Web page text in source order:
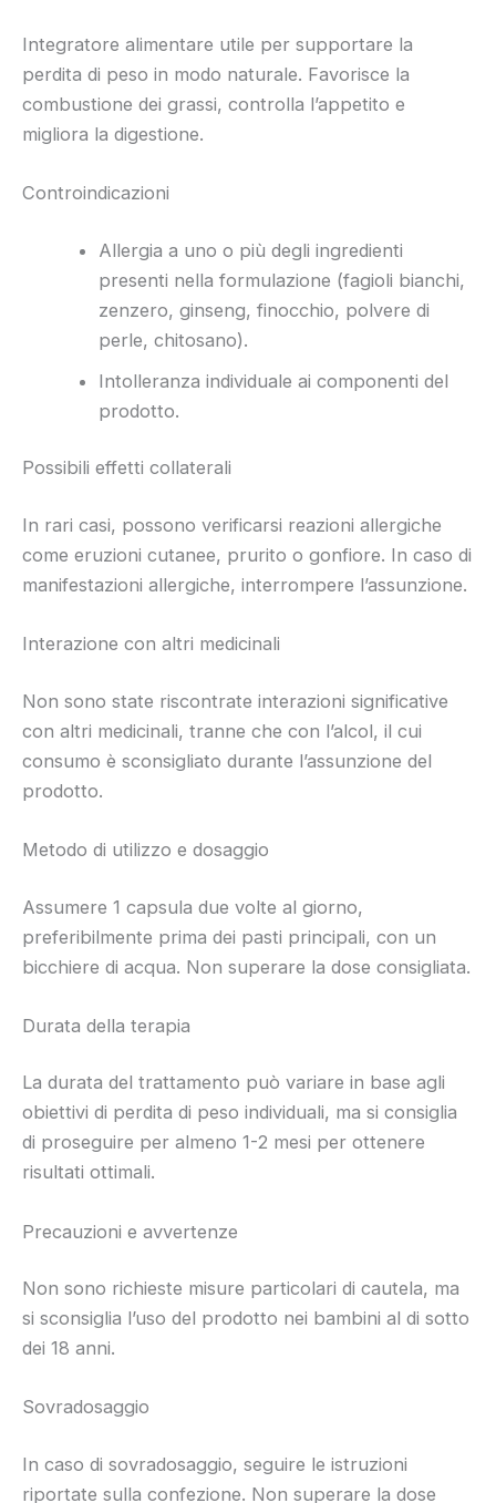
Integratore alimentare utile per supportare la
perdita di peso in modo naturale. Favorisce la
combustione dei grassi, controlla l’appetito e
migliora la digestione.
Controindicazioni
Allergia a uno o più degli ingredienti
presenti nella formulazione (fagioli bianchi,
zenzero, ginseng, finocchio, polvere di
perle, chitosano).
Intolleranza individuale ai componenti del
prodotto.
Possibili effetti collaterali
In rari casi, possono verificarsi reazioni allergiche
come eruzioni cutanee, prurito o gonfiore. In caso di
manifestazioni allergiche, interrompere l’assunzione.
Interazione con altri medicinali
Non sono state riscontrate interazioni significative
con altri medicinali, tranne che con l’alcol, il cui
consumo è sconsigliato durante l’assunzione del
prodotto.
Metodo di utilizzo e dosaggio
Assumere 1 capsula due volte al giorno,
preferibilmente prima dei pasti principali, con un
bicchiere di acqua. Non superare la dose consigliata.
Durata della terapia
La durata del trattamento può variare in base agli
obiettivi di perdita di peso individuali, ma si consiglia
di proseguire per almeno 1-2 mesi per ottenere
risultati ottimali.
Precauzioni e avvertenze
Non sono richieste misure particolari di cautela, ma
si sconsiglia l’uso del prodotto nei bambini al di sotto
dei 18 anni.
Sovradosaggio
In caso di sovradosaggio, seguire le istruzioni
riportate sulla confezione. Non superare la dose